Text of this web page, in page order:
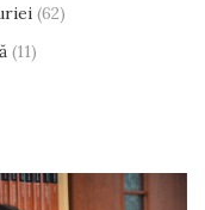
(62)
(11)